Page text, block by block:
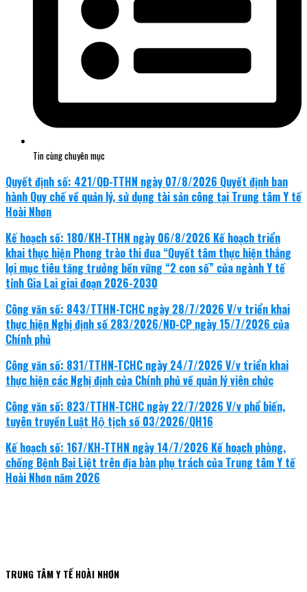
Tin cùng chuyên mục
Quyết định số: 421/QĐ-TTHN ngày 07/8/2026 Quyết định ban
hành Quy chế về quản lý, sử dụng tài sản công tại Trung tâm Y tế
Hoài Nhơn
Kế hoạch số: 180/KH-TTHN ngày 06/8/2026 Kế hoạch triển
khai thực hiện Phong trào thi đua “Quyết tâm thực hiện thắng
lợi mục tiêu tăng trưởng bền vững “2 con số” của ngành Y tế
tỉnh Gia Lai giai đoạn 2026-2030
Công văn số: 843/TTHN-TCHC ngày 28/7/2026 V/v triển khai
thực hiện Nghị định số 283/2026/NĐ-CP ngày 15/7/2026 của
Chính phủ
Công văn số: 831/TTHN-TCHC ngày 24/7/2026 V/v triển khai
thực hiện các Nghị định của Chính phủ về quản lý viên chức
Công văn số: 823/TTHN-TCHC ngày 22/7/2026 V/v phổ biến,
tuyên truyền Luật Hộ tịch số 03/2026/QH16
Kế hoạch số: 167/KH-TTHN ngày 14/7/2026 Kế hoạch phòng,
chống Bệnh Bại Liệt trên địa bàn phụ trách của Trung tâm Y tế
Hoài Nhơn năm 2026
TRUNG TÂM Y TẾ HOÀI NHƠN